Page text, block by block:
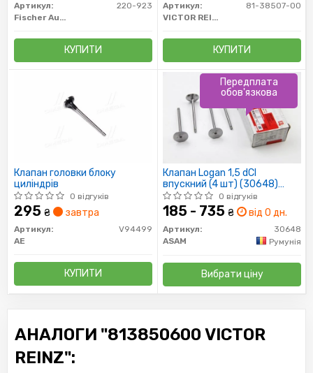
Артикул:
220-923
Fischer Automotive One (FA1)
КУПИТИ
Артикул:
81-38507-00
VICTOR REINZ
КУПИТИ
Клапан головки блоку
циліндрів
0 відгуків
295 ₴ завтра
Артикул:
V94499
AE
КУПИТИ
Клапан Logan 1,5 dCI
впускний (4 шт) (30648)
Asam
0 відгуків
185 - 735 ₴ від 0 дн.
Артикул:
30648
ASAM
Румунія
Вибрати ціну
Передплата
обов'язкова
АНАЛОГИ "813850600 VICTOR
REINZ":